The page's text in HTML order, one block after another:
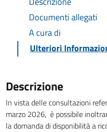
Documenti allegati
A cura di
Ulteriori
Descrizione
In vista delle consultazioni
marzo 2026, è possibile
la domanda di disponibilità a